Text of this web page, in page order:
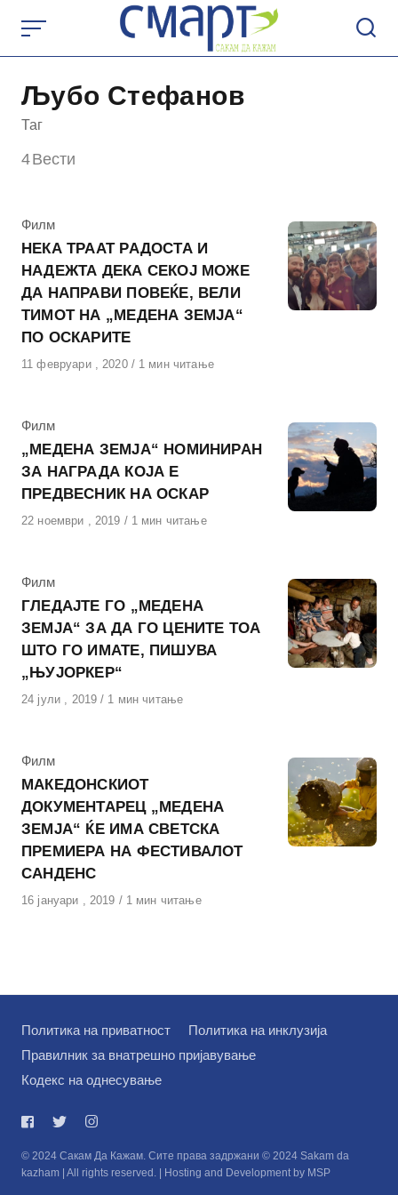
content
Љубо Стефанов
Таг
4Вести
КАтегорија
Филм
НЕКА ТРААТ РАДОСТА И
НАДЕЖТА ДЕКА СЕКОЈ МОЖЕ
ДА НАПРАВИ ПОВЕЌЕ, ВЕЛИ
ТИМОТ НА „МЕДЕНА ЗЕМЈА“
ПО ОСКАРИТЕ
Објавено
11 февруари , 2020 1 мин читање
КАтегорија
Филм
„МЕДЕНА ЗЕМЈА“ НОМИНИРАН
ЗА НАГРАДА КОЈА Е
ПРЕДВЕСНИК НА ОСКАР
Објавено
22 ноември , 2019 1 мин читање
КАтегорија
Филм
ГЛЕДАЈТЕ ГО „МЕДЕНА
ЗЕМЈА“ ЗА ДА ГО ЦЕНИТЕ ТОА
ШТО ГО ИМАТЕ, ПИШУВА
„ЊУЈОРКЕР“
Објавено
24 јули , 2019 1 мин читање
КАтегорија
Филм
МАКЕДОНСКИОТ
ДОКУМЕНТАРЕЦ „МЕДЕНА
ЗЕМЈА“ ЌЕ ИМА СВЕТСКА
ПРЕМИЕРА НА ФЕСТИВАЛОТ
САНДЕНС
Објавено
16 јануари , 2019 1 мин читање
Политика на приватност
Политика на инклузија
Правилник за внатрешно пријавување
Кодекс на однесување
© 2024 Сакам Да Кажам. Сите права задржани © 2024 Sakam da
kazham | All rights reserved. | Hosting and Development by MSP